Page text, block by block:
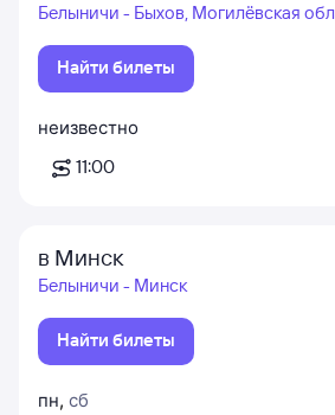
Белыничи - Быхов, Могилёвская
Найти билеты
неизвестно
11:00
в Минск
Белыничи - Минск
Найти билеты
пн, сб